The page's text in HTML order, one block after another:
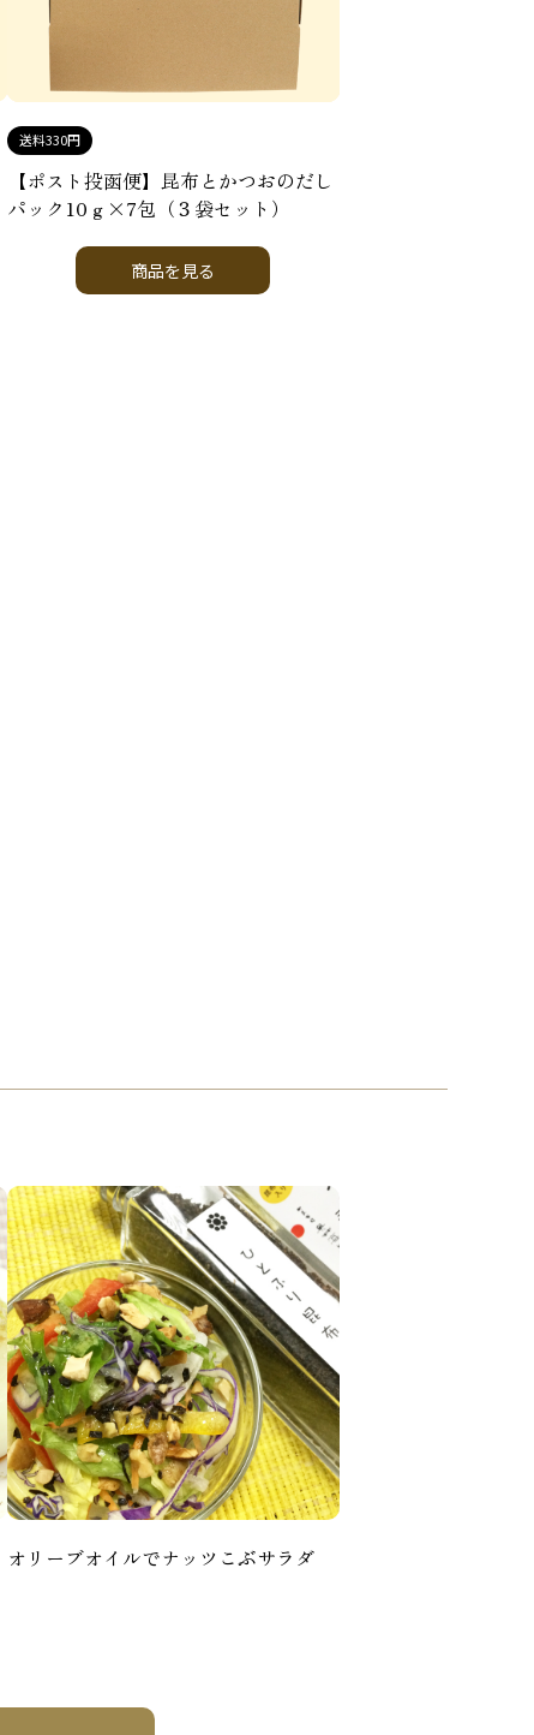
送料330円
【ポスト投函便】昆布とかつおのだし
パック10ｇ×7包（３袋セット）
商品を見る
オリーブオイルでナッツこぶサラダ